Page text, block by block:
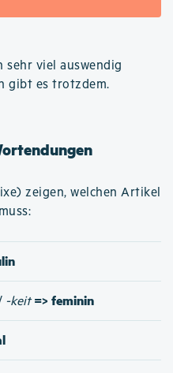
sehr viel auswendig
gibt es trotzdem.
zeigen, welchen Artikel
-keit => feminin